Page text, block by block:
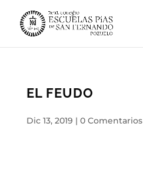
EL FEUDO
Dic 13, 2019 | 0 Comentarios